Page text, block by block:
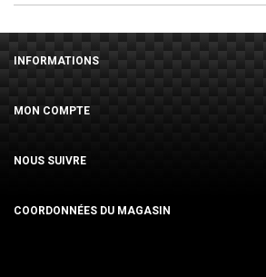
INFORMATIONS
MON COMPTE
NOUS SUIVRE
COORDONNÉES DU MAGASIN